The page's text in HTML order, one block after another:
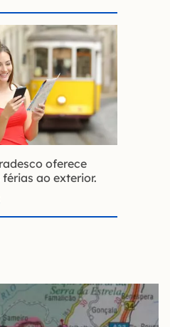
oferece
ao exterior.